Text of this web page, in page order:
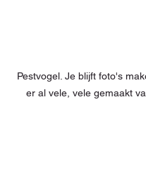
Pestvogel. Je blijft foto's
er al vele, vele gemaakt